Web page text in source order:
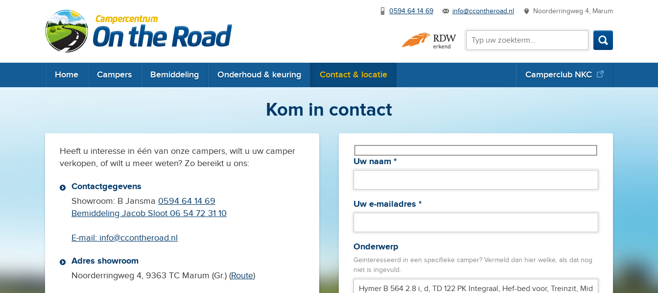
Home
Campers
Contact & locatie
Camperclub NKC
0594 64 14 69 info@ccontheroad.nl Noorderringweg 4, Marum
Zoeken
Zoeken
Home Campers Bemiddeling Onderhoud & keuring Contact & locatie Camperclub NKC
Kom in contact
Heeft u interesse in één van onze campers, wilt u uw camper
verkopen, of wilt u meer weten? Zo bereikt u ons:
Contactgegevens
Showroom: B Jansma 0594 64 14 69
Bemiddeling Jacob Sloot 06 54 72 31 10
E-mail: info@ccontheroad.nl
Adres showroom
Noorderringweg 4, 9363 TC Marum (Gr.) (Route)
Uw naam *
Uw e-mailadres *
Onderwerp
Geïnteresseerd in een specifieke camper? Vermeld dan hier welke, als dat nog
niet is ingevuld.